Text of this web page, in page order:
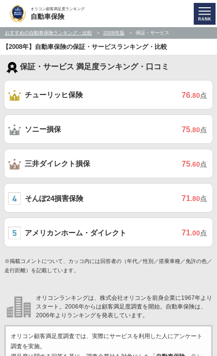
オリコン顧客満足度ランキング
自動車保険
おすすめの自動車保険ランキング・比較 2008年版 保証・サービス
【2008年】自動車保険の保証・サービスランキング・比較
保証・サービス 満足度ランキング・口コミ
チューリッヒ保険 76.80点
ソニー損保 75.80点
三井ダイレクト損保 75.60点
そんぽ24損害保険 71.80点
アメリカンホーム・ダイレクト 71.00点
※掲載コメントについて、カッコ内には回答者の（年代／性別／搭乗車種／免許の色／
走行距離）を記載しています。
オリコンランキングは、株式会社オリコンを前身企業に1967年より
スタート。2006年からは顧客満足度調査を開始。自動車保険は、
2006年よりランキングを発表しています。
オリコン顧客満足度調査では、実際にサービスを利用した 人にアンケート
調査を実施。